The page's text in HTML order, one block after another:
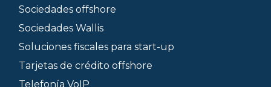
Sociedades offshore
Sociedades Wallis
Soluciones fiscales para start-up
Tarjetas de crédito offshore
Telefonía VoIP